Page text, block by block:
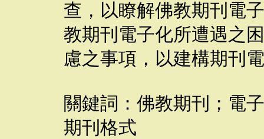
查，以瞭解佛教期刊電
教期刊電子化所遭遇之
慮之事項，以建構期刊
關鍵詞：佛教期刊；電
期刊格式